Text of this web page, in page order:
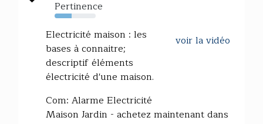
Pertinence
41%
voir la vidéo
Electricité maison : les
bases à connaitre;
descriptif éléments
électricité d'une maison.
Com: Alarme Electricité
Maison Jardin - achetez maintenant dans